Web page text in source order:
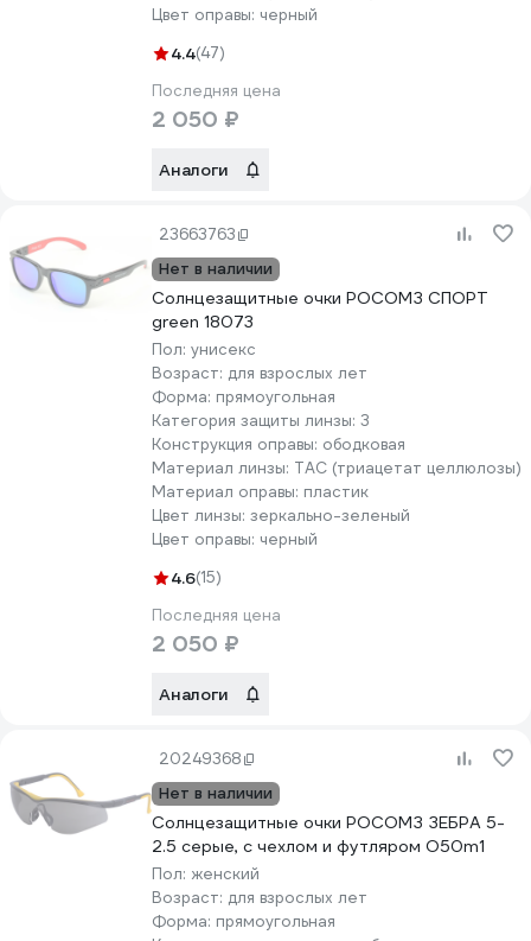
Цвет оправы: черный
4.4(47)
Последняя цена
2 050 ₽
Аналоги
23663763
Нет в наличии
Солнцезащитные очки РОСОМЗ СПОРТ
green 18073
Пол: унисекс
Возраст: для взрослых лет
Форма: прямоугольная
Категория защиты линзы: 3
Конструкция оправы: ободковая
Материал линзы: TAC (триацетат целлюлозы)
Материал оправы: пластик
Цвет линзы: зеркально-зеленый
Цвет оправы: черный
4.6(15)
Последняя цена
2 050 ₽
Аналоги
20249368
Нет в наличии
Солнцезащитные очки РОСОМЗ ЗЕБРА 5-
2.5 серые, с чехлом и футляром О50m1
Пол: женский
Возраст: для взрослых лет
Форма: прямоугольная